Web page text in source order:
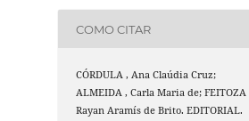
COMO CITAR
CÓRDULA , Ana Claúdia Cruz;
ALMEIDA , Carla Maria de; FEITOZA
Rayan Aramís de Brito. EDITORIAL.